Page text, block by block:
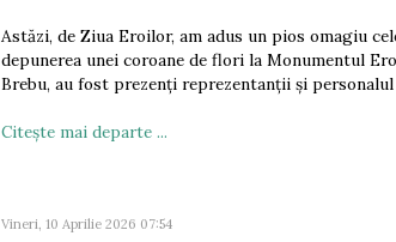
Astăzi, de Ziua Eroilor, am adus un pios omagiu
depunerea unei coroane de flori la Monumentul
Brebu, au fost prezenți reprezentanții și
Citeşte mai departe ...
Vineri, 10 Aprilie 2026 07:54